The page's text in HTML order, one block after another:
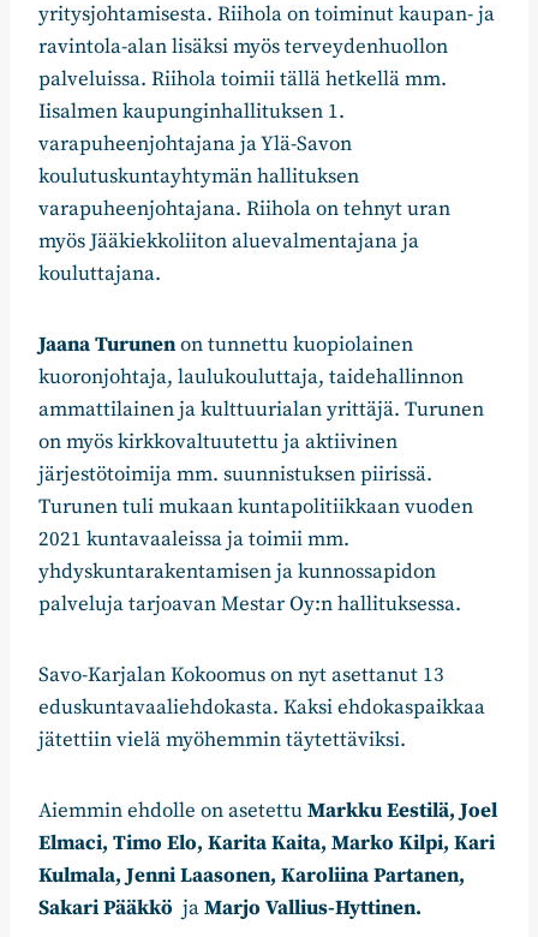
yritysjohtamisesta. Riihola on toiminut kaupan- ja
ravintola-alan lisäksi myös terveydenhuollon
palveluissa. Riihola toimii tällä hetkellä mm.
Iisalmen kaupunginhallituksen 1.
varapuheenjohtajana ja Ylä-Savon
koulutuskuntayhtymän hallituksen
varapuheenjohtajana. Riihola on tehnyt uran
myös Jääkiekkoliiton aluevalmentajana ja
kouluttajana.
Jaana Turunenon tunnettu kuopiolainen
kuoronjohtaja, laulukouluttaja, taidehallinnon
ammattilainen ja kulttuurialan yrittäjä. Turunen
on myös kirkkovaltuutettu ja aktiivinen
järjestötoimija mm. suunnistuksen piirissä.
Turunen tuli mukaan kuntapolitiikkaan vuoden
2021 kuntavaaleissa ja toimii mm.
yhdyskuntarakentamisen ja kunnossapidon
palveluja tarjoavan Mestar Oy:n hallituksessa.
Savo-Karjalan Kokoomus on nyt asettanut 13
eduskuntavaaliehdokasta. Kaksi ehdokaspaikkaa
jätettiin vielä myöhemmin täytettäviksi.
Aiemmin ehdolle on asetettuMarkku Eestilä, Joel
Elmaci, Timo Elo, Karita Kaita, Marko Kilpi, Kari
Kulmala, Jenni Laasonen, Karoliina Partanen,
Sakari Pääkkö jaMarjo Vallius-Hyttinen.